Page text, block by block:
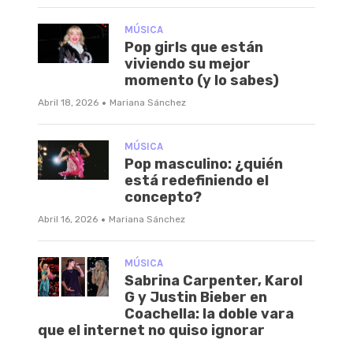
MÚSICA
Pop girls que están
viviendo su mejor
momento (y lo sabes)
Abril 18, 2026 · Mariana Sánchez
MÚSICA
Pop masculino: ¿quién
está redefiniendo el
concepto?
Abril 16, 2026 · Mariana Sánchez
MÚSICA
Sabrina Carpenter, Karol
G y Justin Bieber en
Coachella: la doble vara
que el internet no quiso ignorar